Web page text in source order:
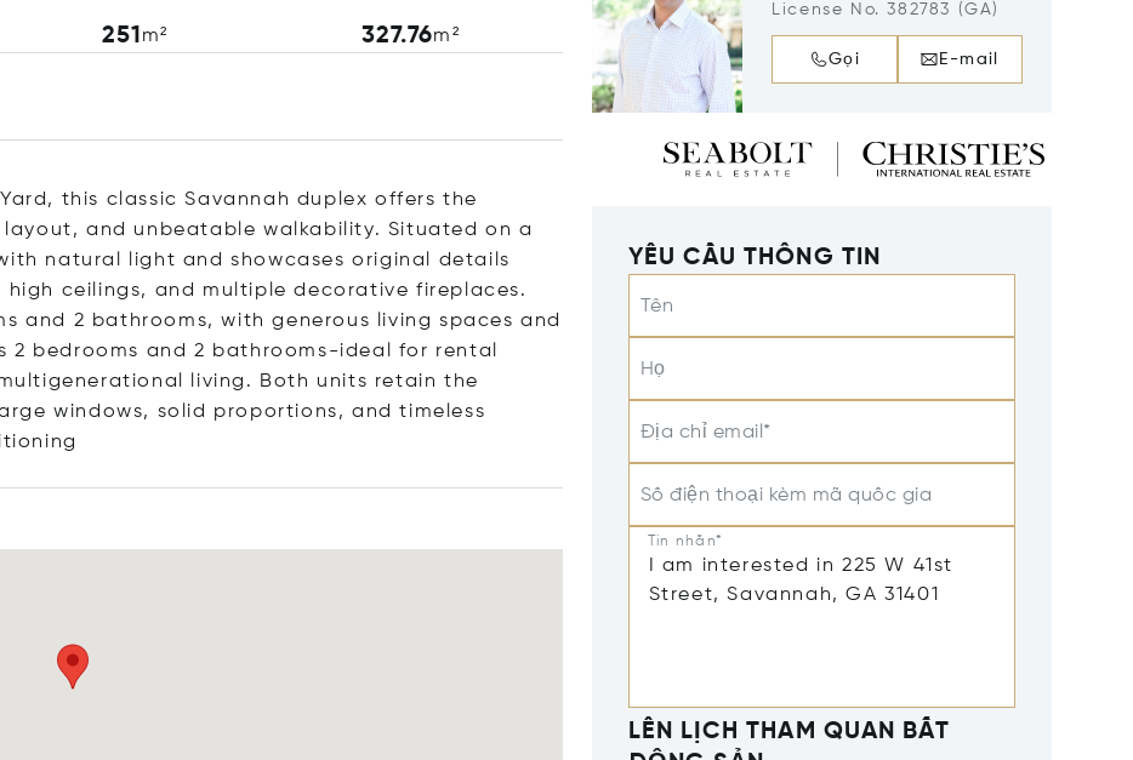
251m² 327.76m²
this classic Savannah duplex offers the
and unbeatable walkability. Situated on a
natural light and showcases original details
ceilings, and multiple decorative fireplaces.
and 2 bathrooms, with generous living spaces and
bedrooms and 2 bathrooms-ideal for rental
living. Both units retain the
windows, solid proportions, and timeless
oning
License No. 382783 (GA)
Gọi E-mail
YÊU CẦU THÔNG TIN
Tên
Họ
Địa chỉ email*
Số điện thoại kèm mã quốc gia
Tin nhắn*
LÊN LỊCH THAM QUAN BẤT